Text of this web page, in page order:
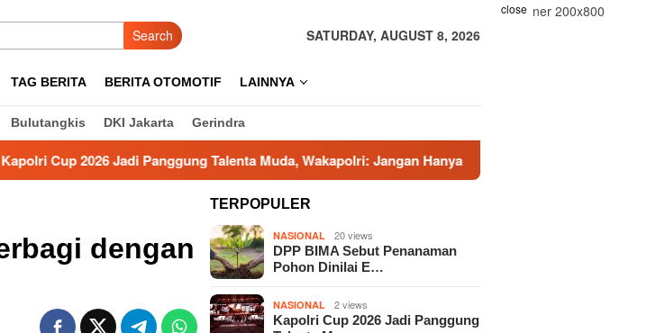
close
Search SATURDAY, AUGUST 8, 2026
TAG BERITA BERITA OTOMOTIF LAINNYA
Bulutangkis DKI Jakarta Gerindra
2026 Jadi Panggung Talenta Muda, Wakapolri: Jangan Hanya Bermain, Raih Prestasi
dengan
TERPOPULER
NASIONAL 20 views
DPP BIMA Sebut Penanaman
Pohon Dinilai E…
NASIONAL 2 views
Kapolri Cup 2026 Jadi Panggung